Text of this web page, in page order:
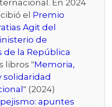
En 2024
el Premio
Agit del
de
de la República
libros "Memoria,
" (2024)
apuntes